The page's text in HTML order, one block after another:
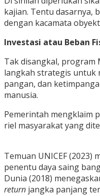
kajian. Tentu dasarnya,
dengan kacamata
Investasi atau Beban
Tak disangkal, program
langkah strategis untuk
pangan, dan
manusia.
Pemerintah mengklaim
riel masyarakat yang
Temuan UNICEF (2023)
penentu daya saing
Dunia (2018)
return jangka panjang